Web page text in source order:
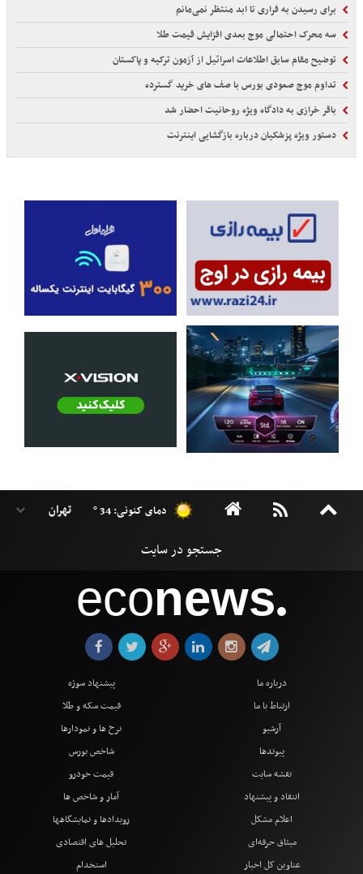
برای رسیدن به فراری تا ابد منتظر نمی‌مانم
سه محرک احتمالی موج بعدی افزایش قیمت طلا
توضیح مقام سابق اطلاعات اسرائیل از آزمون ترکیه و پاکستان
تداوم موج صعودی بورس با صف های خرید گسترده
باقر خرازی به دادگاه ویژه روحانیت احضار شد
دستور ویژه پزشکیان درباره بازگشایی اینترنت
دمای کنونی: 34 °
econews●
درباره ما
ارتباط با ما
آرشیو
پیوندها
نقشه سایت
انتقاد و پیشنهاد
اعلام مشکل
میثاق حرفه‌ای
پیشنهاد سوژه
قیمت سکه و طلا
نرخ ها و نمودارها
شاخص بورس
قیمت خودرو
آمار و شاخص ها
رویدادها و نمایشگاهها
تحلیل های اقتصادی
عناوین کل اخبار
استخدام